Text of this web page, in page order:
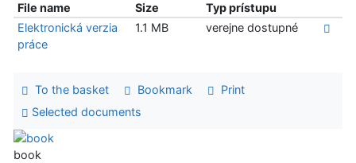
File name
Size
Typ prístupu
Elektronická verzia
práce
1.1 MB verejne dostupné
To the basket Bookmark
Print
Selected documents
book